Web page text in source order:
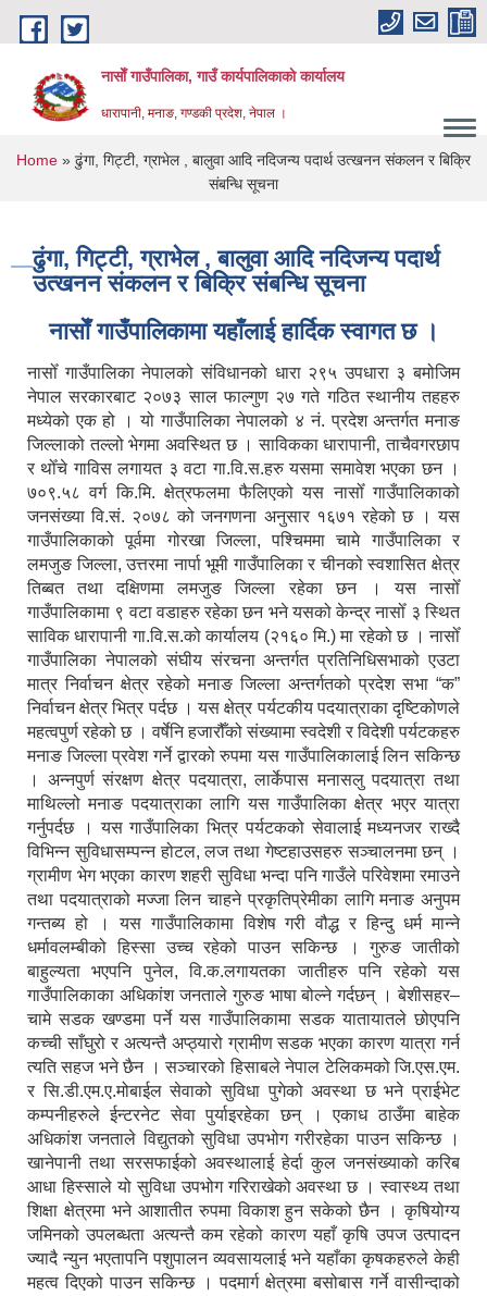
Skip to main content
नासाेँ गाउँपालिका, गाउँ कार्यपालिकाकाे कार्यालय
धारापानी, मनाङ, गण्डकी प्रदेश, नेपाल ।
You are here
Home » ढुंगा, गिट्टी, ग्राभेल , बालुवा आदि नदिजन्य पदार्थ उत्खनन संकलन र बिक्रि
संबन्धि सूचना
ढुंगा, गिट्टी, ग्राभेल , बालुवा आदि नदिजन्य पदार्थ
उत्खनन संकलन र बिक्रि संबन्धि सूचना
नासाेँ गाउँपालिकामा यहाँलाई हार्दिक स्वागत छ ।
नासोँ गाउँपालिका नेपालको संविधानको धारा २९५ उपधारा ३ बमोजिम
नेपाल सरकारबाट २०७३ साल फाल्गुण २७ गते गठित स्थानीय तहहरु
मध्येको एक हो । यो गाउँपालिका नेपालको ४ नं. प्रदेश अन्तर्गत मनाङ
जिल्लाको तल्लो भेगमा अवस्थित छ । साविकका धारापानी‚ ताचैवगरछाप
र थोँचे गाविस लगायत ३ वटा गा.वि.स.हरु यसमा समावेश भएका छन ।
७०९.५८ वर्ग कि.मि. क्षेत्रफलमा फैलिएको यस नासोँ गाउँपालिकाको
जनसंख्या वि.सं. २०७८ को जनगणना अनुसार १६७१ रहेको छ । यस
गाउँपालिकाको पूर्वमा गोरखा जिल्ला, पश्चिममा चामे गाउँपालिका र
लमजुङ जिल्ला, उत्तरमा नार्पा भूमी गाउँपालिका र चीनको स्वशासित क्षेत्र
तिब्बत तथा दक्षिणमा लमजुङ जिल्ला रहेका छन । यस नासोँ
गाउँपालिकामा ९ वटा वडाहरु रहेका छन भने यसको केन्द्र नासोँ ३ स्थित
साविक धारापानी गा.वि.स.को कार्यालय (२१६० मि.) मा रहेको छ । नासोँ
गाउँपालिका नेपालको संघीय संरचना अन्तर्गत प्रतिनिधिसभाको एउटा
मात्र निर्वाचन क्षेत्र रहेको मनाङ जिल्ला अन्तर्गतको प्रदेश सभा “क”
निर्वाचन क्षेत्र भित्र पर्दछ । यस क्षेत्र पर्यटकीय पदयात्राका दृष्टिकोणले
महत्वपुर्ण रहेको छ । वर्षेनि हजारौँको संख्यामा स्वदेशी र विदेशी पर्यटकहरु
मनाङ जिल्ला प्रवेश गर्ने द्वारको रुपमा यस गाउँपालिकालाई लिन सकिन्छ
। अन्नपुर्ण संरक्षण क्षेत्र पदयात्रा, लार्केपास मनासलु पदयात्रा तथा
माथिल्लो मनाङ पदयात्राका लागि यस गाउँपालिका क्षेत्र भएर यात्रा
गर्नुपर्दछ । यस गाउँपालिका भित्र पर्यटकको सेवालाई मध्यनजर राख्दै
विभिन्न सुविधासम्पन्न होटल, लज तथा गेष्टहाउसहरु सञ्चालनमा छन् ।
ग्रामीण भेग भएका कारण शहरी सुविधा भन्दा पनि गाउँले परिवेशमा रमाउने
तथा पदयात्राको मज्जा लिन चाहने प्रकृतिप्रेमीका लागि मनाङ अनुपम
गन्तब्य हो । यस गाउँपालिकामा विशेष गरी वौद्ध र हिन्दु धर्म मान्ने
धर्मावलम्बीको हिस्सा उच्च रहेको पाउन सकिन्छ । गुरुङ जातीको
बाहुल्यता भएपनि पुनेल, वि.क.लगायतका जातीहरु पनि रहेको यस
गाउँपालिकाका अधिकांश जनताले गुरुङ भाषा बोल्ने गर्दछन् । बेशीसहर–
चामे सडक खण्डमा पर्ने यस गाउँपालिकामा सडक यातायातले छोएपनि
कच्ची साँघुरो र अत्यन्तै अप्ठ्यारो ग्रामीण सडक भएका कारण यात्रा गर्न
त्यति सहज भने छैन । सञ्चारको हिसाबले नेपाल टेलिकमको जि.एस.एम.
र सि.डी.एम.ए.मोबाईल सेवाको सुविधा पुगेको अवस्था छ भने प्राईभेट
कम्पनीहरुले ईन्टरनेट सेवा पुर्याइरहेका छन् । एकाध ठाउँमा बाहेक
अधिकांश जनताले विद्युतको सुविधा उपभोग गरीरहेका पाउन सकिन्छ ।
खानेपानी तथा सरसफाईको अवस्थालाई हेर्दा कुल जनसंख्याको करिब
आधा हिस्साले यो सुविधा उपभोग गरिराखेको अवस्था छ । स्वास्थ्य तथा
शिक्षा क्षेत्रमा भने आशातीत रुपमा विकाश हुन सकेको छैन । कृषियोग्य
जमिनको उपलब्धता अत्यन्तै कम रहेको कारण यहाँ कृषि उपज उत्पादन
ज्यादै न्युन भएतापनि पशुपालन व्यवसायलाई भने यहाँका कृषकहरुले केही
महत्व दिएको पाउन सकिन्छ । पदमार्ग क्षेत्रमा बसोबास गर्ने वासीन्दाको